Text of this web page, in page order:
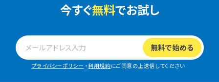
今すぐ無料でお試し
プライバシーポリシー ・利用規約にご同意の上送信してください